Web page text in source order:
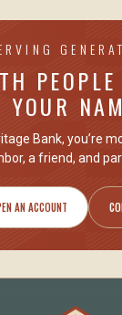
YOUR
Bank, you’re
a friend, and
AN ACCOUNT